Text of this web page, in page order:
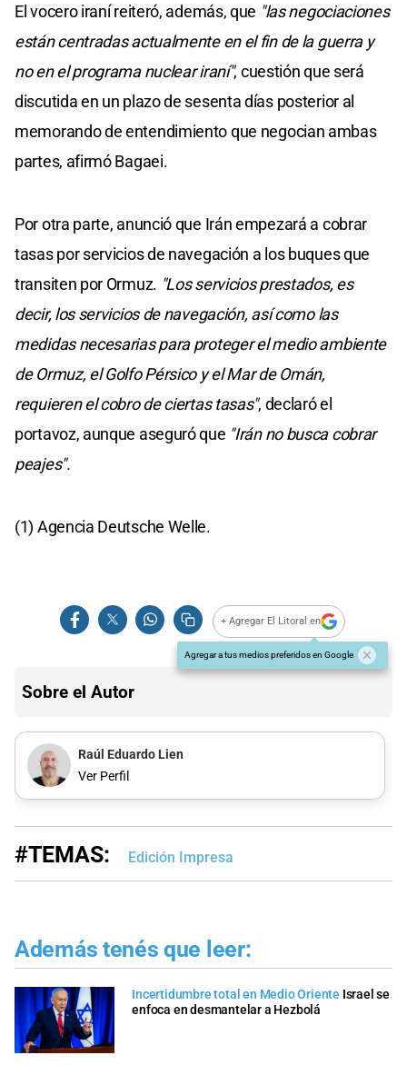
El vocero iraní reiteró, además, que "las negociaciones
están centradas actualmente en el fin de la guerra y
no en el programa nuclear iraní", cuestión que será
discutida en un plazo de sesenta días posterior al
memorando de entendimiento que negocian ambas
partes, afirmó Bagaei.
Por otra parte, anunció que Irán empezará a cobrar
tasas por servicios de navegación a los buques que
transiten por Ormuz. "Los servicios prestados, es
decir, los servicios de navegación, así como las
medidas necesarias para proteger el medio ambiente
de Ormuz, el Golfo Pérsico y el Mar de Omán,
requieren el cobro de ciertas tasas", declaró el
portavoz, aunque aseguró que "Irán no busca cobrar
peajes".
(1) Agencia Deutsche Welle.
+ Agregar El Litoral en
Agregar a tus medios preferidos en Google
Sobre el Autor
Raúl Eduardo Lien
Ver Perfil
#TEMAS: Edición Impresa
Además tenés que leer:
Incertidumbre total en Medio Oriente Israel se
enfoca en desmantelar a Hezbolá